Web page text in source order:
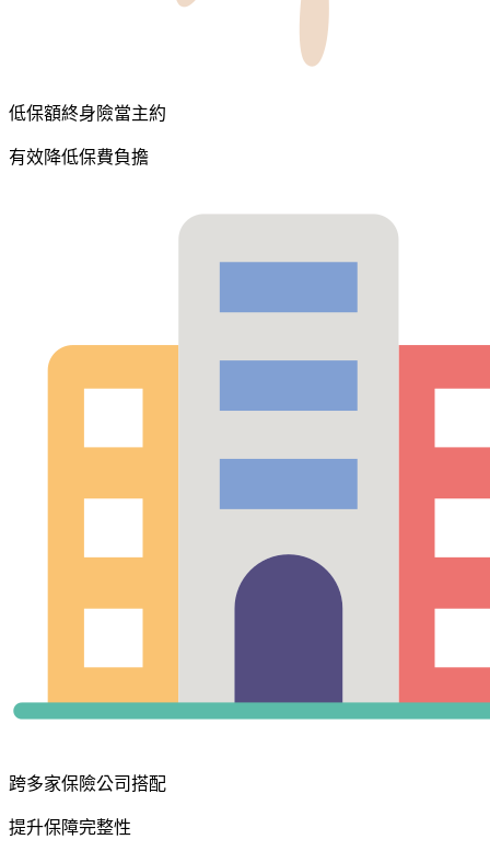
低保額終身險當主約
有效降低保費負擔
跨多家保險公司搭配
提升保障完整性